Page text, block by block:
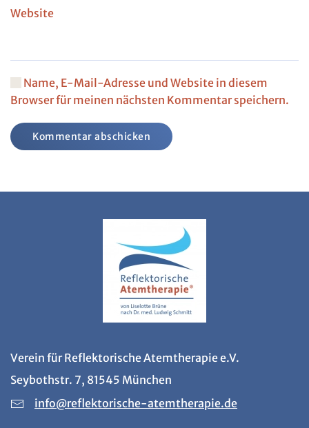
Website
Name, E-Mail-Adresse und Website in diesem
Browser für meinen nächsten Kommentar speichern.
Kommentar abschicken
Verein für Reflektorische Atemtherapie e.V.
Seybothstr. 7, 81545 München
info@reflektorische-atemtherapie.de